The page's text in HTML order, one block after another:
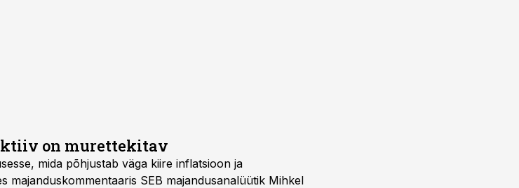
on murettekitav
mida põhjustab väga kiire inflatsioon ja
majanduskommentaaris SEB majandusanalüütik Mihkel